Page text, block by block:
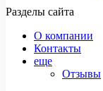
Разделы сайта
О компании
Контакты
еще
Отзывы